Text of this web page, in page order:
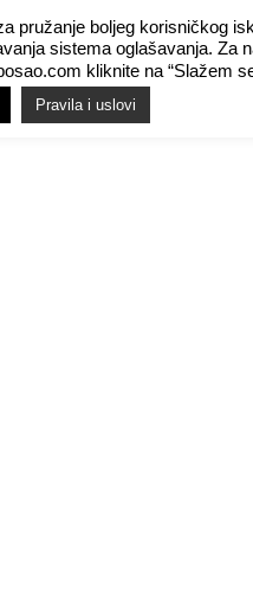
pružanje boljeg korisničkog
sistema oglašavanja. Za
kliknite na “Slažem
Pravila i uslovi